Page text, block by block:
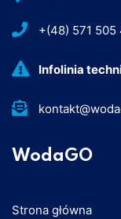
+(48) 571 505
Infolinia
WodaGO
Strona główna